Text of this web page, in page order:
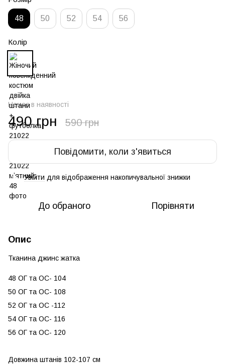
48 50 52 54 56
Колір
Немає в наявності
490 грн 590 грн
Повідомити, коли з'явиться
% Увійти для відображення накопичувальної знижки
До обраного Порівняти
Опис
Тканина джинс жатка
48 ОГ та ОС- 104
50 ОГ та ОС- 108
52 ОГ та ОС -112
54 ОГ та ОС- 116
56 ОГ та ОС- 120
Довжина штанів 102-107 см